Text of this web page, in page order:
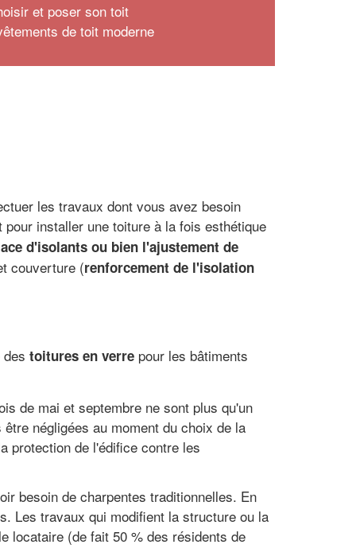
et poser son toit
de toit moderne
les travaux dont vous avez besoin
installer une toiture à la fois esthétique
d'isolants ou bien l'ajustement de
couverture (renforcement de l'isolation
toitures en verre pour les bâtiments
de mai et septembre ne sont plus qu'un
négligées au moment du choix de la
protection de l'édifice contre les
besoin de charpentes traditionnelles. En
Les travaux qui modifient la structure ou la
locataire (de fait 50 % des résidents de